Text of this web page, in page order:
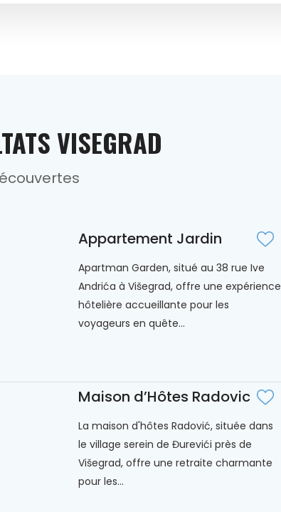
VISEGRAD
Appartement Jardin
Apartman Garden, situé au 38 rue Ive
Andrića à Višegrad, offre une expérience
hôtelière accueillante pour les
voyageurs en quête...
Maison d’Hôtes Radovic
La maison d'hôtes Radović, située dans
le village serein de Đurevići près de
Višegrad, offre une retraite charmante
pour les...